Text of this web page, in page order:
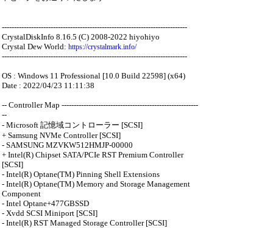
----------------------------------------------------------------------------
CrystalDiskInfo 8.16.5 (C) 2008-2022 hiyohiyo
Crystal Dew World: https://crystalmark.info/
----------------------------------------------------------------------------
OS : Windows 11 Professional [10.0 Build 22598] (x64)
Date : 2022/04/23 11:11:38
-- Controller Map --------------------------------------------------------
--
- Microsoft 記憶域コントローラー [SCSI]
+ Samsung NVMe Controller [SCSI]
- SAMSUNG MZVKW512HMJP-00000
+ Intel(R) Chipset SATA/PCIe RST Premium Controller
[SCSI]
- Intel(R) Optane(TM) Pinning Shell Extensions
- Intel(R) Optane(TM) Memory and Storage Management
Component
- Intel Optane+477GBSSD
- Xvdd SCSI Miniport [SCSI]
- Intel(R) RST Managed Storage Controller [SCSI]